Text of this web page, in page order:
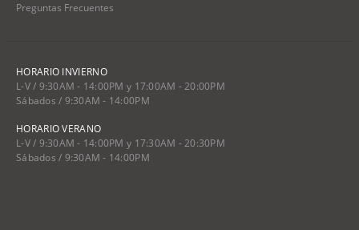
Preguntas Frecuentes
HORARIO INVIERNO
L-V / 9:30AM - 14:00PM y 17:00AM - 20:00PM
Sábados / 9:30AM - 14:00PM
HORARIO VERANO
L-V / 9:30AM - 14:00PM y 17:30AM - 20:30PM
Sábados / 9:30AM - 14:00PM